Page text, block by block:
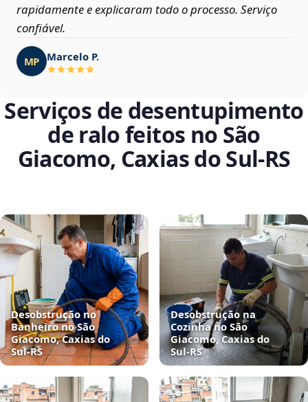
rapidamente e explicaram todo o processo. Serviço
confiável.
MP Marcelo P.
Serviços de desentupimento
de ralo feitos no São
Giacomo, Caxias do Sul‑RS
Desobstrução no
Banheiro no São
Giacomo, Caxias do
Sul‑RS
Desobstrução na
Cozinha no São
Giacomo, Caxias do
Sul‑RS